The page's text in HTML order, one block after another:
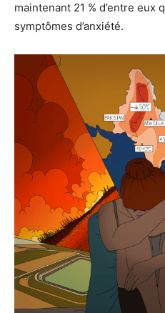
maintenant 21 % d’entre eux
symptômes d’anxiété.